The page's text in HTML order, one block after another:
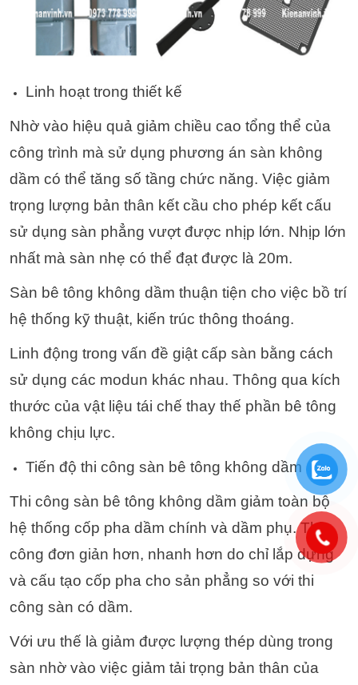
Linh hoạt trong thiết kế
Nhờ vào hiệu quả giảm chiều cao tổng thể của
công trình mà sử dụng phương án sàn không
dầm có thể tăng số tầng chức năng. Việc giảm
trọng lượng bản thân kết cầu cho phép kết cấu
sử dụng sàn phẳng vượt được nhịp lớn. Nhịp lớn
nhất mà sàn nhẹ có thể đạt được là 20m.
Sàn bê tông không dầm thuận tiện cho việc bồ trí
hệ thống kỹ thuật, kiến trúc thông thoáng.
Linh động trong vấn đề giật cấp sàn bằng cách
sử dụng các modun khác nhau. Thông qua kích
thước của vật liệu tái chế thay thế phần bê tông
không chịu lực.
Tiến độ thi công sàn bê tông không dầm
Thi công sàn bê tông không dầm giảm toàn bộ
hệ thống cốp pha dầm chính và dầm phụ. Thi
công đơn giản hơn, nhanh hơn do chỉ lắp dựng
và cấu tạo cốp pha cho sản phẳng so với thi
công sàn có dầm.
Với ưu thế là giảm được lượng thép dùng trong
sàn nhờ vào việc giảm tải trọng bản thân của